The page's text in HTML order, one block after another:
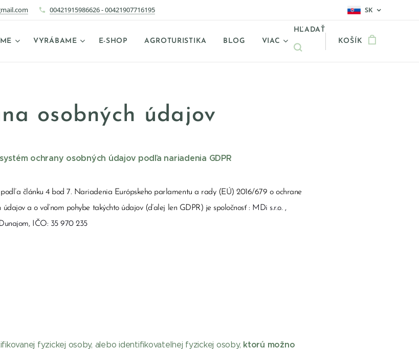
00421915986626 - 00421907716195 SK
VYRÁBAME E-SHOP AGROTURISTIKA BLOG VIAC
HĽADAŤ
KOŠÍK
osobných údajov
ochrany osobných údajov podľa nariadenia GDPR
článku 4 bod 7. Nariadenia Európskeho parlamentu a rady (EÚ) 2016/679 o ochrane
údajov a o voľnom pohybe takýchto údajov (ďalej len GDPR) je spoločnosť : MDi s.r.o. ,
IČO: 35 970 235
fyzickej osoby, alebo identifikovateľnej fyzickej osoby, ktorú možno